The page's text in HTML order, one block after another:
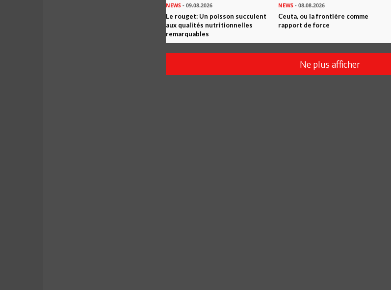
NEWS - 09.08.2026
Le rouget: Un poisson succulent
aux qualités nutritionnelles
remarquables
NEWS - 08.08.2026
Ceuta, ou la frontière comme
rapport de force
Ne plus afficher